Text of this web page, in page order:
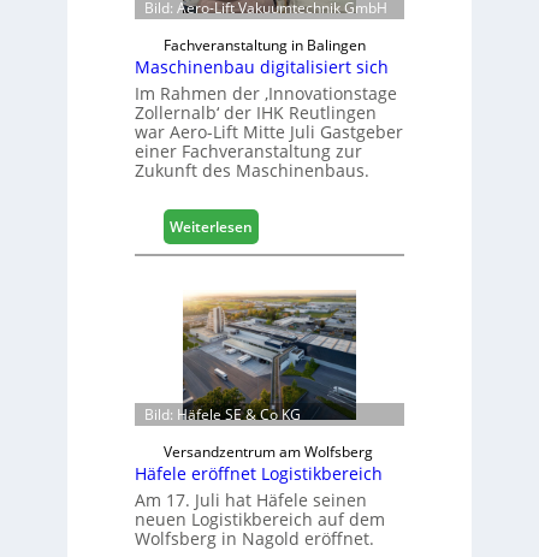
Bild: Aero-Lift Vakuumtechnik GmbH
Fachveranstaltung in Balingen
Maschinenbau digitalisiert sich
Im Rahmen der ‚Innovationstage
Zollernalb‘ der IHK Reutlingen
war Aero-Lift Mitte Juli Gastgeber
einer Fachveranstaltung zur
Zukunft des Maschinenbaus.
Weiterlesen:
M
s
c
h
i
e
n
b
a
u
d
i
Bild: Häfele SE & Co KG
Versandzentrum am Wolfsberg
Häfele eröffnet Logistikbereich
Am 17. Juli hat Häfele seinen
neuen Logistikbereich auf dem
Wolfsberg in Nagold eröffnet.